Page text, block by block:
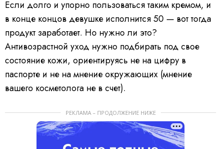
Если долго и упорно пользоваться таким кремом, и
в конце концов девушке исполнится 50 — вот тогда
продукт заработает. Но нужно ли это?
Антивозрастной уход нужно подбирать под свое
состояние кожи, ориентируясь не на цифру в
паспорте и не на мнение окружающих (мнение
вашего косметолога не в счет).
РЕКЛАМА – ПРОДОЛЖЕНИЕ НИЖЕ